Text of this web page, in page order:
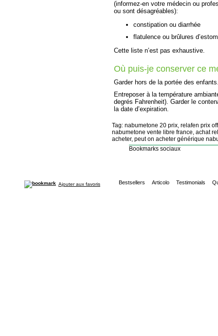
(informez-en votre médecin ou
ou sont désagréables):
constipation ou diarrhée
flatulence ou brûlures
Cette liste n’est pas exhaustive.
Où puis-je conserver ce
Garder hors de la portée des
Entreposer à la température
degrés Fahrenheit). Garder le
la date d’expiration.
Tag: nabumetone 20 prix, relafen prix
nabumetone vente libre france, achat
acheter, peut on acheter générique
Bookmarks sociaux
Ajouter aux favoris Bestsellers Articolo Testimonials